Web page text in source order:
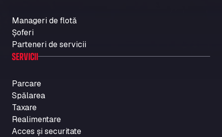
Manageri de flotă
Șoferi
Parteneri de servicii
SERVICII
Parcare
Spălarea
Taxare
Realimentare
Acces și securitate